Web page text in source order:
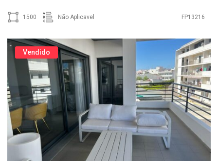
1500 Não Aplicavel FP13216
Vendido